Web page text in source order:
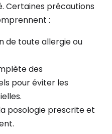
Certaines précautions
:
de toute allergie ou
des
pour éviter les
posologie prescrite et